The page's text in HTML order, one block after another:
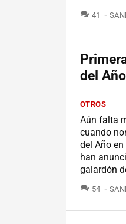
41
del
OTROS
Aún falta
cuando
del Año
han
galardón
54